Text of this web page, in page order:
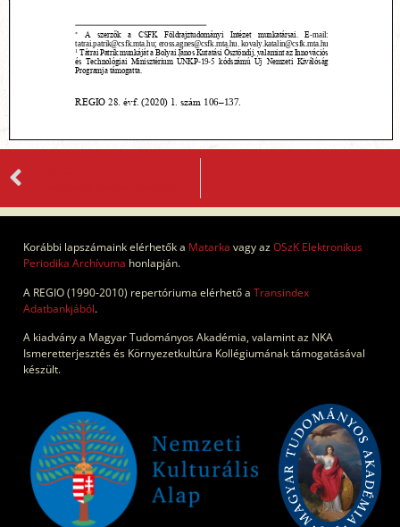
Korábbi lapszámaink elérhetők a Matarka vagy azOSzK Elektronikus
Periodika Archívuma honlapján.
A REGIO (1990-2010) repertóriuma elérhető a Transindex
Adatbankjából.
A kiadvány a Magyar Tudományos Akadémia, valamint az NKA
Ismeretterjesztés és Környezetkultúra Kollégiumának támogatásával
készült.